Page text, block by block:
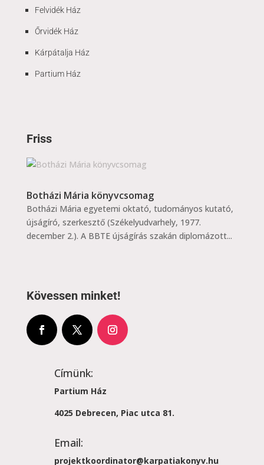
Felvidék Ház
Őrvidék Ház
Kárpátalja Ház
Partium Ház
Friss
Botházi Mária könyvcsomag
Botházi Mária egyetemi oktató, tudományos kutató,
újságíró, szerkesztő (Székelyudvarhely, 1977.
december 2.). A BBTE újságírás szakán diplomázott...
Kövessen minket!
Címünk:
Partium Ház
4025 Debrecen, Piac utca 81.
Email:
projektkoordinator@karpatiakonyv.hu